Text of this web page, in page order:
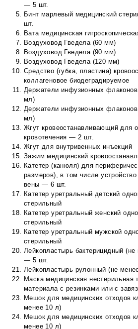
— 5 шт.
Бинт марлевый медицинский
шт.
Вата медицинская
Воздуховод Гведела (60 мм)
Воздуховод Гведела (90 мм)
Воздуховод Гведела (120 мм)
Средство (губка, пластина)
коллагеновое биодеградируемое
Держатели инфузионных
мл)
Держатели инфузионных
мл)
Жгут кровеостанавливающий для
кровотечения — 2 шт.
Жгут для внутривенных инъекций
Зажим медицинский
Катетер (канюля) для
размеров), в том числе
вены — 6 шт.
Катетер уретральный детский
стерильный
Катетер уретральный женский
стерильный
Катетер уретральный мужской
стерильный
Лейкопластырь бактерицидный
— 5 шт.
Лейкопластырь рулонный (не
Маска медицинская нестерильная
материала с резинками или с
Мешок для медицинских отходов
менее 10 л)
Мешок для медицинских отходов
менее 10 л)